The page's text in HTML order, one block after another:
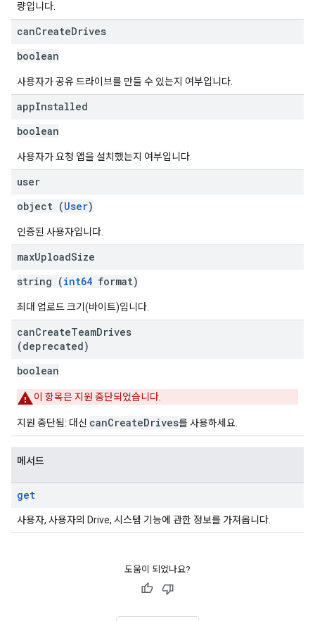
량입니다.
canCreateDrives
boolean
사용자가 공유 드라이브를 만들 수 있는지 여부입니다.
appInstalled
boolean
사용자가 요청 앱을 설치했는지 여부입니다.
user
object (User)
인증된 사용자입니다.
maxUploadSize
string (int64 format)
최대 업로드 크기(바이트)입니다.
canCreateTeamDrives
(deprecated)
boolean
이 항목은 지원 중단되었습니다.
지원 중단됨: 대신 canCreateDrives를 사용하세요.
메서드
get
사용자, 사용자의 Drive, 시스템 기능에 관한 정보를 가져옵니다.
도움이 되었나요?